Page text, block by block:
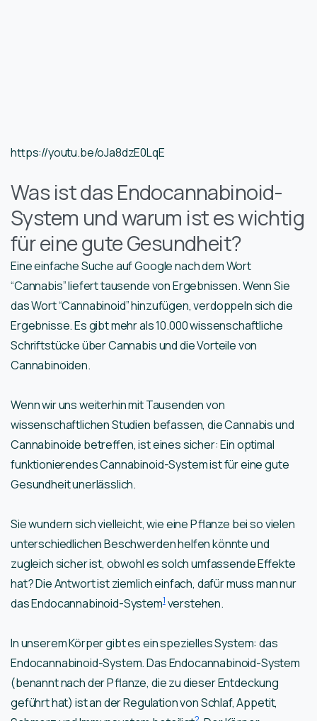
https://youtu.be/oJa8dzE0LqE
Was ist das Endocannabinoid-
System und warum ist es wichtig
für eine gute Gesundheit?
Eine einfache Suche auf Google nach dem Wort
“Cannabis” liefert tausende von Ergebnissen. Wenn Sie
das Wort “Cannabinoid” hinzufügen, verdoppeln sich die
Ergebnisse. Es gibt mehr als 10.000 wissenschaftliche
Schriftstücke über Cannabis und die Vorteile von
Cannabinoiden.
Wenn wir uns weiterhin mit Tausenden von
wissenschaftlichen Studien befassen, die Cannabis und
Cannabinoide betreffen, ist eines sicher: Ein optimal
funktionierendes Cannabinoid-System ist für eine gute
Gesundheit unerlässlich.
Sie wundern sich vielleicht, wie eine Pflanze bei so vielen
unterschiedlichen Beschwerden helfen könnte und
zugleich sicher ist, obwohl es solch umfassende Effekte
hat? Die Antwort ist ziemlich einfach, dafür muss man nur
das Endocannabinoid-System1verstehen.
In unserem Körper gibt es ein spezielles System: das
Endocannabinoid-System. Das Endocannabinoid-System
(benannt nach der Pflanze, die zu dieser Entdeckung
geführt hat) ist an der Regulation von Schlaf, Appetit,